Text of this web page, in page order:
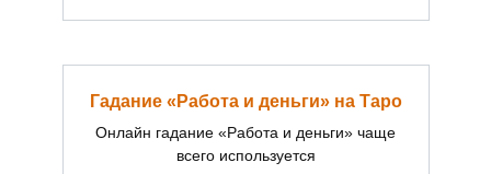
Гадание «Работа и деньги» на Таро
Онлайн гадание «Работа и деньги» чаще
всего используется